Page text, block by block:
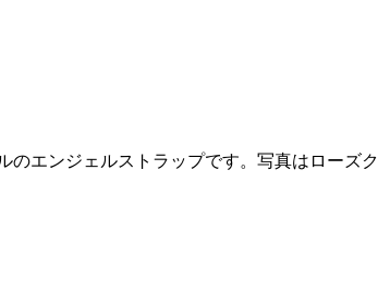
のエンジェルストラップです。写真はロー